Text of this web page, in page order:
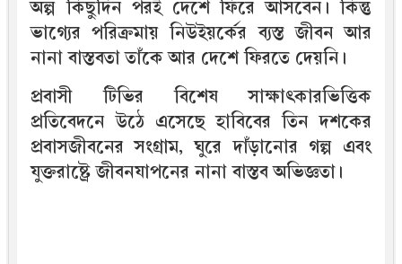
অল্প কিছুদিন পরই দেশে ফিরে আসবেন। কিন্তু
ভাগ্যের পরিক্রমায় নিউইয়র্কের ব্যস্ত জীবন আর
নানা বাস্তবতা তাঁকে আর দেশে ফিরতে দেয়নি।
প্রবাসী টিভির বিশেষ সাক্ষাৎকারভিত্তিক
প্রতিবেদনে উঠে এসেছে হাবিবের তিন দশকের
প্রবাসজীবনের সংগ্রাম, ঘুরে দাঁড়ানোর গল্প এবং
যুক্তরাষ্ট্রে জীবনযাপনের নানা বাস্তব অভিজ্ঞতা।